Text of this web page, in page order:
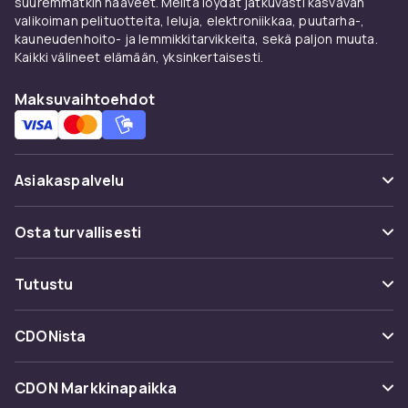
mukavuuskerros paineenhallintaan. Eri
painoiset parit: valitse korkea jousitiheys joka
mukautuu yksilöllisesti.
valikoiman pelituotteita, leluja, elektroniikkaa, puutarha-,
kauneudenhoito- ja lemmikkitarvikkeita, sekä paljon muuta.
Kaikki välineet elämään, yksinkertaisesti.
Maksuvaihtoehdot
Asiakaspalvelu
Usein kysyttyä (UKK)
Seuraa pakettia
Ota yhteyttä
Osta turvallisesti
Maksuvaihtoehdot
Toimitus
Takaisinvedot
Tutustu
Kategoriat
Tuotemerkit
CDONista
Tietoa meistä
CDON Markkinapaikka